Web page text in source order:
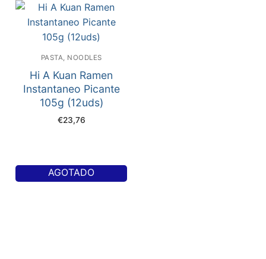
PASTA, NOODLES
Hi A Kuan Ramen
Instantaneo Picante
105g (12uds)
€23,76
AGOTADO